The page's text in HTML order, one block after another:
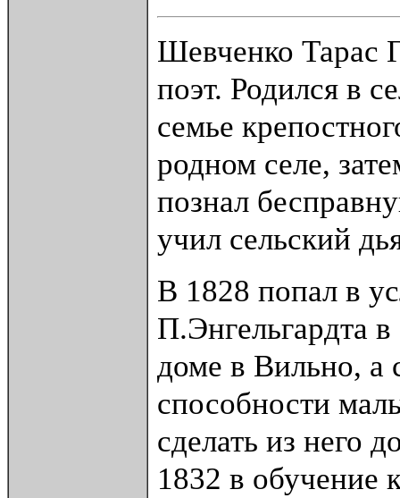
Шевченко Тарас
поэт. Родился в
семье
родном селе,
познал
учил сельский
В 1828 попал в
П.Энгельгардта
доме в Вильно, а
способности
сделать из него
1832 в обучение